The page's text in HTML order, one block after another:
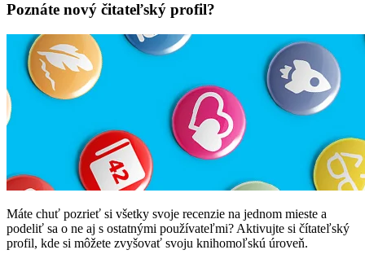
Poznáte nový čitateľský profil?
Máte chuť pozrieť si všetky svoje recenzie na jednom mieste a
podeliť sa o ne aj s ostatnými používateľmi? Aktivujte si čítateľský
profil, kde si môžete zvyšovať svoju knihomoľskú úroveň.